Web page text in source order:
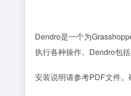
Dendro是一个为
执行各种操作。Dendro包
安装说明请参考PDF文件